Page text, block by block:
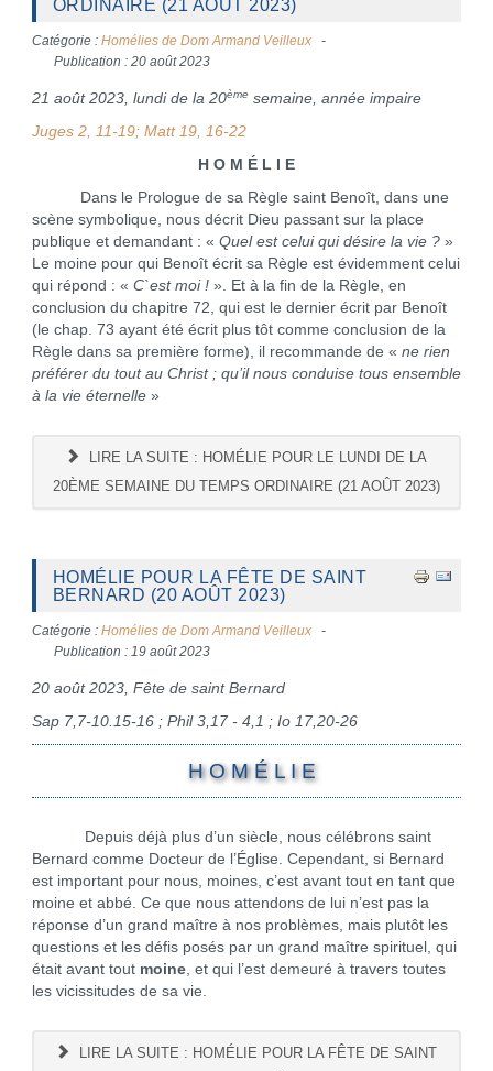
ORDINAIRE (21 AOÛT 2023)
Catégorie : Homélies de Dom Armand Veilleux
Publication : 20 août 2023
21 août 2023, lundi de la 20ème semaine, année impaire
Juges 2, 11-19; Matt 19, 16-22
H O M É L I E
Dans le Prologue de sa Règle saint Benoît, dans une
scène symbolique, nous décrit Dieu passant sur la place
publique et demandant : « Quel est celui qui désire la vie ?»
Le moine pour qui Benoît écrit sa Règle est évidemment celui
qui répond : « C`est moi !». Et à la fin de la Règle, en
conclusion du chapitre 72, qui est le dernier écrit par Benoît
(le chap. 73 ayant été écrit plus tôt comme conclusion de la
Règle dans sa première forme), il recommande de « ne rien
préférer du tout au Christ ; qu’il nous conduise tous ensemble
à la vie éternelle»
LIRE LA SUITE : HOMÉLIE POUR LE LUNDI DE LA
20ÈME SEMAINE DU TEMPS ORDINAIRE (21 AOÛT 2023)
HOMÉLIE POUR LA FÊTE DE SAINT
BERNARD (20 AOÛT 2023)
Catégorie : Homélies de Dom Armand Veilleux
Publication : 19 août 2023
20 août 2023, Fête de saint Bernard
Sap 7,7-10.15-16 ; Phil 3,17 - 4,1 ; Io 17,20-26
H O M É L I E
Depuis déjà plus d’un siècle, nous célébrons saint
Bernard comme Docteur de l’Église. Cependant, si Bernard
est important pour nous, moines, c’est avant tout en tant que
moine et abbé. Ce que nous attendons de lui n’est pas la
réponse d’un grand maître à nos problèmes, mais plutôt les
questions et les défis posés par un grand maître spirituel, qui
était avant tout moine, et qui l’est demeuré à travers toutes
les vicissitudes de sa vie.
LIRE LA SUITE : HOMÉLIE POUR LA FÊTE DE SAINT